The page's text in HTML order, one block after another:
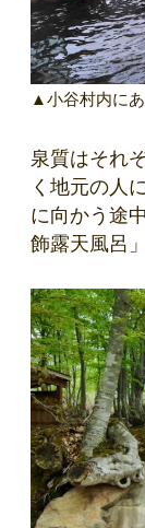
▲小谷村内に
泉質はそれ
く地元の人
に向かう途
飾露天風呂